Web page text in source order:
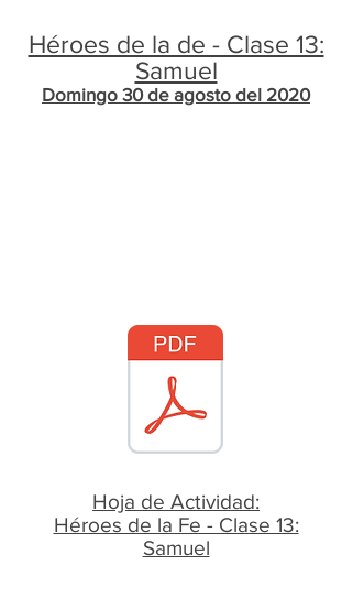
Héroes de la de - Clase 13:
Samuel
Domingo 30 de agosto del 2020
Hoja de Actividad:
Héroes de la Fe - Clase 13:
Samuel